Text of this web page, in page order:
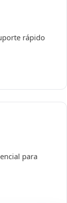
rápido
para